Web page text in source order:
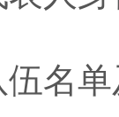
名单